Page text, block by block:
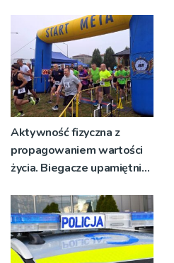
Aktywność fizyczna z
propagowaniem wartości
życia. Biegacze upamiętnili